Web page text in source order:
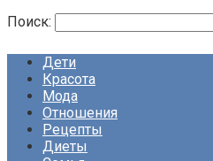
Поиск:
Дети
Красота
Мода
Отношения
Рецепты
Диеты